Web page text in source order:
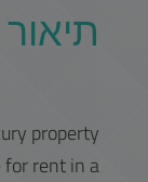
תיאור
property
for rent in a